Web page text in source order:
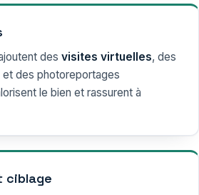
des visites virtuelles, des
et des photoreportages
le bien et rassurent à
ciblage